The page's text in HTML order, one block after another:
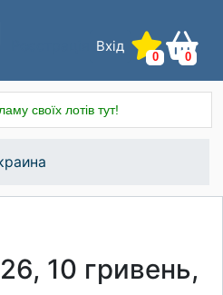
Вхід
0 0
своїх лотів тут!
10 гривень,